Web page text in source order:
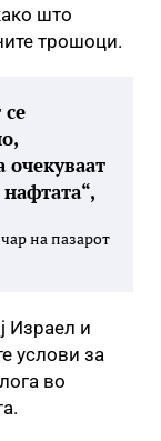
што
трошоци.
на пазарот
Израел и
услови за
во